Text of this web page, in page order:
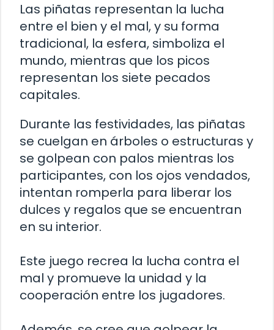
Las piñatas representan la lucha
entre el bien y el mal, y su forma
tradicional, la esfera, simboliza el
mundo, mientras que los picos
representan los siete pecados
capitales.
Durante las festividades, las piñatas
se cuelgan en árboles o estructuras y
se golpean con palos mientras los
participantes, con los ojos vendados,
intentan romperla para liberar los
dulces y regalos que se encuentran
en su interior.
Este juego recrea la lucha contra el
mal y promueve la unidad y la
cooperación entre los jugadores.